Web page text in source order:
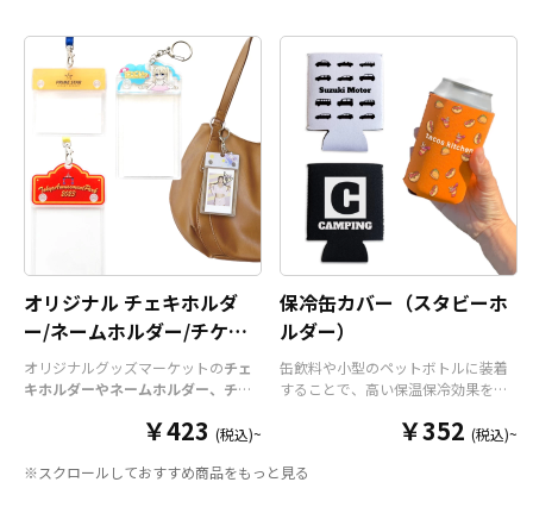
オリジナル チェキホルダ
ー/ネームホルダー/チケッ
トホルダー
オリジナルグッズマーケットのチェ
キホルダーやネームホルダー、チケ
ダーパーツを組み合わせた今まであ
です。透明度が高く美しいアクリル
￥423 (税込)~
保冷缶カバー（スタビーホ
ルダー）
缶飲料や小型のペットボトルに装着
することで、高い保温保冷効果を発
ダー）をOEM製作できます。使わな
携帯性に優れています。オールシー
￥352 (税込)~
※スクロールしておすすめ商品をもっと見る